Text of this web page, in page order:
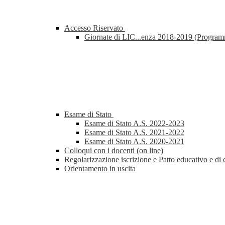
Accesso Riservato
Giornate di LIC...enza 2018-2019
Esame di Stato
Esame di Stato A.S. 2022-2023
Esame di Stato A.S. 2021-2022
Esame di Stato A.S. 2020-2021
Colloqui con i docenti (on line)
Regolarizzazione iscrizione e Patto educativo e di
Orientamento in uscita